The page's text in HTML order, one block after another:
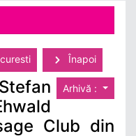
Înapoi
Arhivă :
Club din